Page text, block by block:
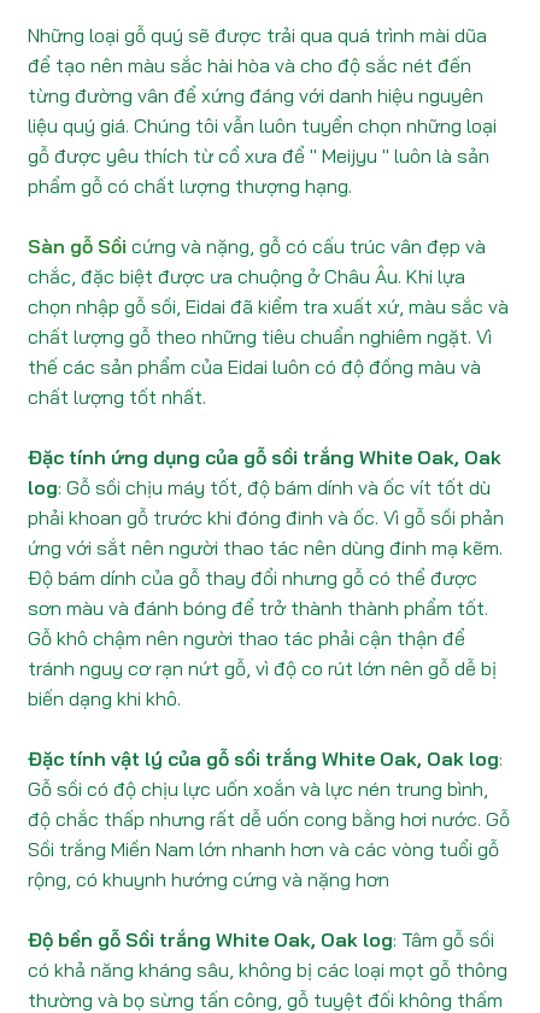
Những loại gỗ quý sẽ được trải qua quá trình mài dũa
để tạo nên màu sắc hài hòa và cho độ sắc nét đến
từng đường vân để xứng đáng với danh hiệu nguyên
liệu quý giá. Chúng tôi vẫn luôn tuyển chọn những loại
gỗ được yêu thích từ cổ xưa để " Meijyu " luôn là sản
phẩm gỗ có chất lượng thượng hạng.
Sàn gỗ Sồi cứng và nặng, gỗ có cấu trúc vân đẹp và
chắc, đặc biệt được ưa chuộng ở Châu Âu. Khi lựa
chọn nhập gỗ sồi, Eidai đã kiểm tra xuất xứ, màu sắc và
chất lượng gỗ theo những tiêu chuẩn nghiêm ngặt. Vì
thế các sản phẩm của Eidai luôn có độ đồng màu và
chất lượng tốt nhất.
Đặc tính ứng dụng của gỗ sồi trắng White Oak, Oak
log: Gỗ sồi chịu máy tốt, độ bám dính và ốc vít tốt dù
phải khoan gỗ trước khi đóng đinh và ốc. Vì gỗ sồi phản
ứng với sắt nên người thao tác nên dùng đinh mạ kẽm.
Độ bám dính của gỗ thay đổi nhưng gỗ có thể được
sơn màu và đánh bóng để trở thành thành phẩm tốt.
Gỗ khô chậm nên người thao tác phải cận thận để
tránh nguy cơ rạn nứt gỗ, vì độ co rút lớn nên gỗ dễ bị
biến dạng khi khô.
Đặc tính vật lý của gỗ sồi trắng White Oak, Oak log:
Gỗ sồi có độ chịu lực uốn xoắn và lực nén trung bình,
độ chắc thấp nhưng rất dễ uốn cong bằng hơi nước. Gỗ
Sồi trắng Miền Nam lớn nhanh hơn và các vòng tuổi gỗ
rộng, có khuynh hướng cứng và nặng hơn
Độ bền gỗ Sồi trắng White Oak, Oak log: Tâm gỗ sồi
có khả năng kháng sâu, không bị các loại mọt gỗ thông
thường và bọ sừng tấn công, gỗ tuyệt đối không thấm